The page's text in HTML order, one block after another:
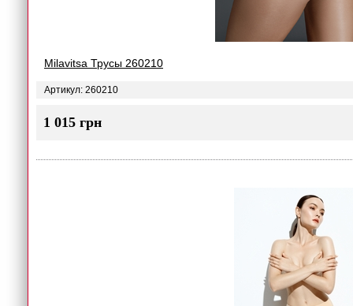
Milavitsa Трусы 260210
Артикул: 260210
1 015 грн